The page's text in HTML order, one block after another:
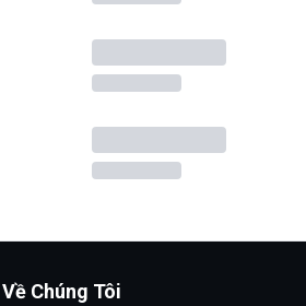
Về Chúng Tôi